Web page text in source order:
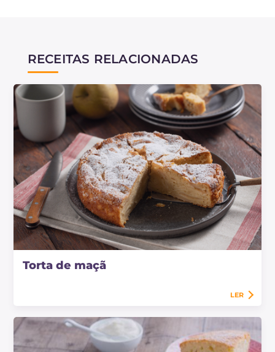
RECEITAS RELACIONADAS
Torta de maçã
LER